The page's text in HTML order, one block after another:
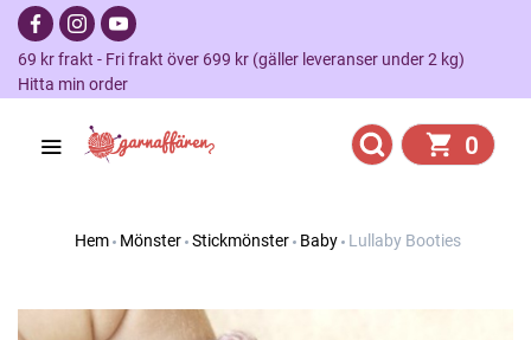
69 kr frakt - Fri frakt över 699 kr (gäller leveranser under 2 kg)
Hitta min order
0
Hem Mönster Stickmönster Baby Lullaby Booties